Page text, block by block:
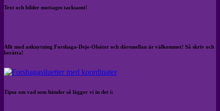
Text och bilder mottages tacksamt!
Allt med anknytning Forshaga-Deje-Olsäter och däremellan är välkommet! Så skriv och
berätta!
Tipsa om vad som händer så lägger vi in det i: